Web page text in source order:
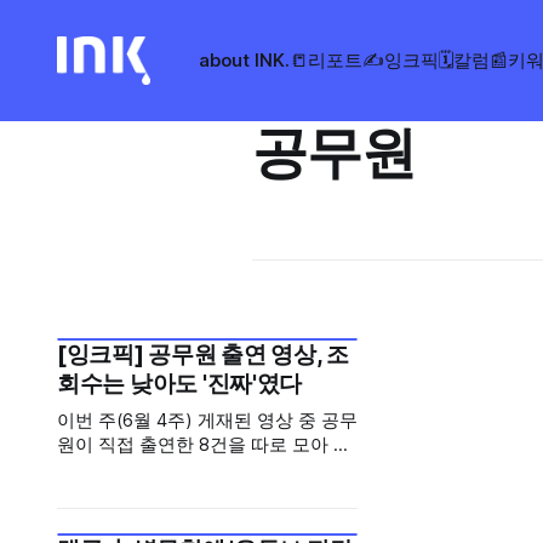
about INK.📒리포트✍️잉크픽🗓️칼럼📰키
공무원
2026년 6월 4주
[잉크픽] 공무원 출연 영상, 조
회수는 낮아도 '진짜'였다
이번 주(6월 4주) 게재된 영상 중 공무
원이 직접 출연한 8건을 따로 모아 분